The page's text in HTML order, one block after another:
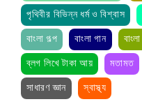
পৃথিবীর বিভিন্ন ধর্ম ও বিশ্বাস
বাংলা গল্প
বাংলা গান
ব্লগ লিখে টাকা আয়
মতামত
সাধারণ জ্ঞান
স্বাস্থ্য